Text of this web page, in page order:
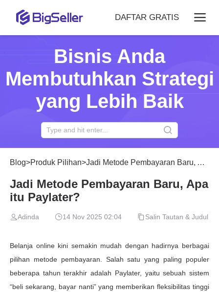
DAFTAR GRATIS
Bisnis Anda
Membutuhkan Strategi
yang Lebih Baik
Blog>Produk Pilihan>Jadi Metode Pembayaran Baru, Apa itu Paylater?
Jadi Metode Pembayaran Baru, Apa
itu Paylater?
Adinda 14 Nov 2025 02:04 Salin Tautan & Judul